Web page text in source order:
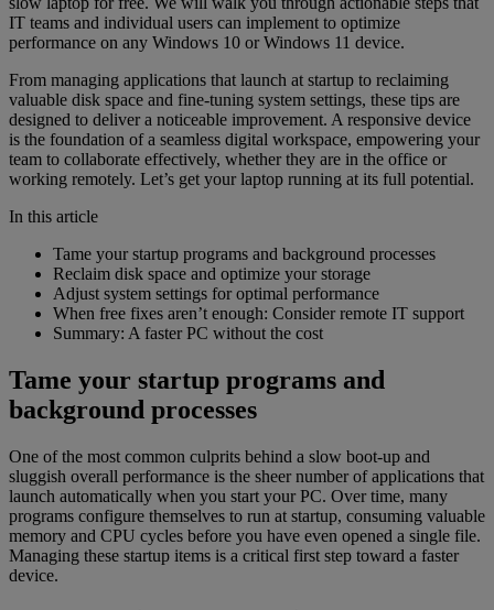
IT teams and individual users can implement to optimize
performance on any Windows 10 or Windows 11 device.
From managing applications that launch at startup to reclaiming
valuable disk space and fine-tuning system settings, these tips are
designed to deliver a noticeable improvement. A responsive device
is the foundation of a seamless digital workspace, empowering your
team to collaborate effectively, whether they are in the office or
working remotely. Let’s get your laptop running at its full potential.
In this article
Tame your startup programs and background processes
Reclaim disk space and optimize your storage
Adjust system settings for optimal performance
When free fixes aren’t enough: Consider remote IT support
Summary: A faster PC without the cost
Tame your startup programs and
background processes
One of the most common culprits behind a slow boot-up and
sluggish overall performance is the sheer number of applications that
launch automatically when you start your PC. Over time, many
programs configure themselves to run at startup, consuming valuable
memory and CPU cycles before you have even opened a single file.
Managing these startup items is a critical first step toward a faster
device.